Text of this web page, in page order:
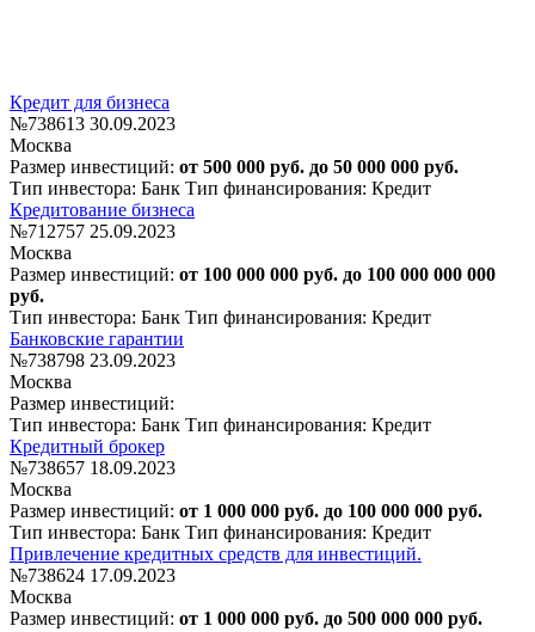
Кредит для бизнеса
№738613 30.09.2023
Москва
Размер инвестиций: от 500 000 руб. до 50 000 000 руб.
Тип инвестора: Банк Тип финансирования: Кредит
Кредитование бизнеса
№712757 25.09.2023
Москва
Размер инвестиций: от 100 000 000 руб. до 100 000 000 000
руб.
Тип инвестора: Банк Тип финансирования: Кредит
Банковские гарантии
№738798 23.09.2023
Москва
Размер инвестиций:
Тип инвестора: Банк Тип финансирования: Кредит
Кредитный брокер
№738657 18.09.2023
Москва
Размер инвестиций: от 1 000 000 руб. до 100 000 000 руб.
Тип инвестора: Банк Тип финансирования: Кредит
Привлечение кредитных средств для инвестиций.
№738624 17.09.2023
Москва
Размер инвестиций: от 1 000 000 руб. до 500 000 000 руб.